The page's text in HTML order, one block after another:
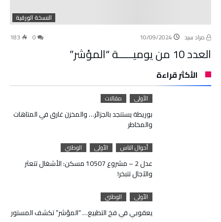
النسخة الورقية
مراد سيد
10/09/2024
183
العدد 10 من يوميـــــة “المؤشر”
الأكثر قراءة
الأولى مقالات
بوريطة يستنجد بالجزائر… والمخزن غارق في المتاهات
والمخاطر
أحوال الناس الأولى الوطني
عدل 2 – مشروع 10507 مسكن: الأشغال تتعثر
والآجال تتبخر!
الأولى الوطني
يعقوبي في فخ التطبيع… “المؤشر” تكشف المستور